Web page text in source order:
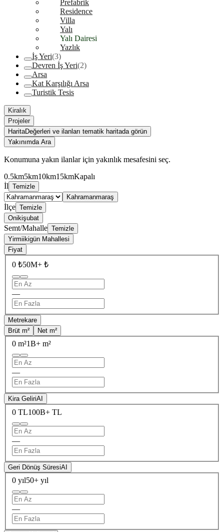
Prefabrik
Residence
Villa
Yalı
Yalı Dairesi
Yazlık
İş Yeri(3)
Devren İş Yeri(2)
Arsa
Kat Karşılığı Arsa
Turistik Tesis
Kiralık
Projeler
HaritaDeğerleri ve ilanları tematik haritada görün
Yakınımda Ara
Konumuna yakın ilanlar için yakınlık mesafesini seç.
0.5km5km10km15kmKapalı
İl Temizle
Kahramanmaraş
İlçe Temizle
Onikişubat
Semt/Mahalle Temizle
Yirmiikigün Mahallesi
Fiyat
0 ₺50M+ ₺
—
Metrekare
Brüt m²
Net m²
0 m²1B+ m²
—
Kira GeliriAI
0 TL100B+ TL
—
Geri Dönüş SüresiAI
0 yıl50+ yıl
—